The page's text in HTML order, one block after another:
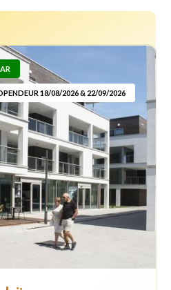
18/08/2026 & 22/09/2026